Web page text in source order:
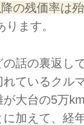
の残価率は
ります。
話の裏返し
ているクル
が大台の5万
加えて、経